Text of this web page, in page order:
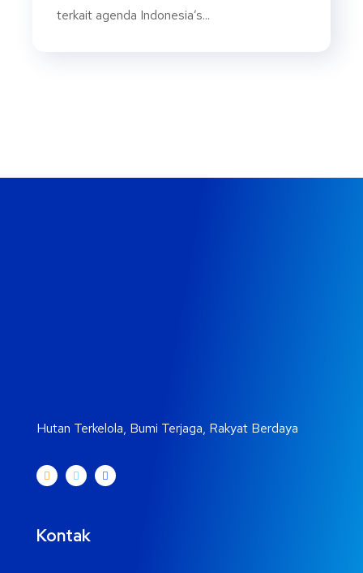
terkait agenda Indonesia’s...
Hutan Terkelola, Bumi Terjaga, Rakyat Berdaya
Kontak